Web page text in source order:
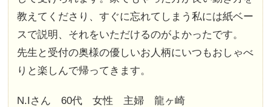
教えてくださり、すぐに忘れてしまう私には紙ベー
スで説明、それをいただけるのがよかったです。
先生と受付の奥様の優しいお人柄にいつもおしゃべ
りと楽しんで帰ってきます。
N.Iさん 60代 女性 主婦 龍ヶ崎